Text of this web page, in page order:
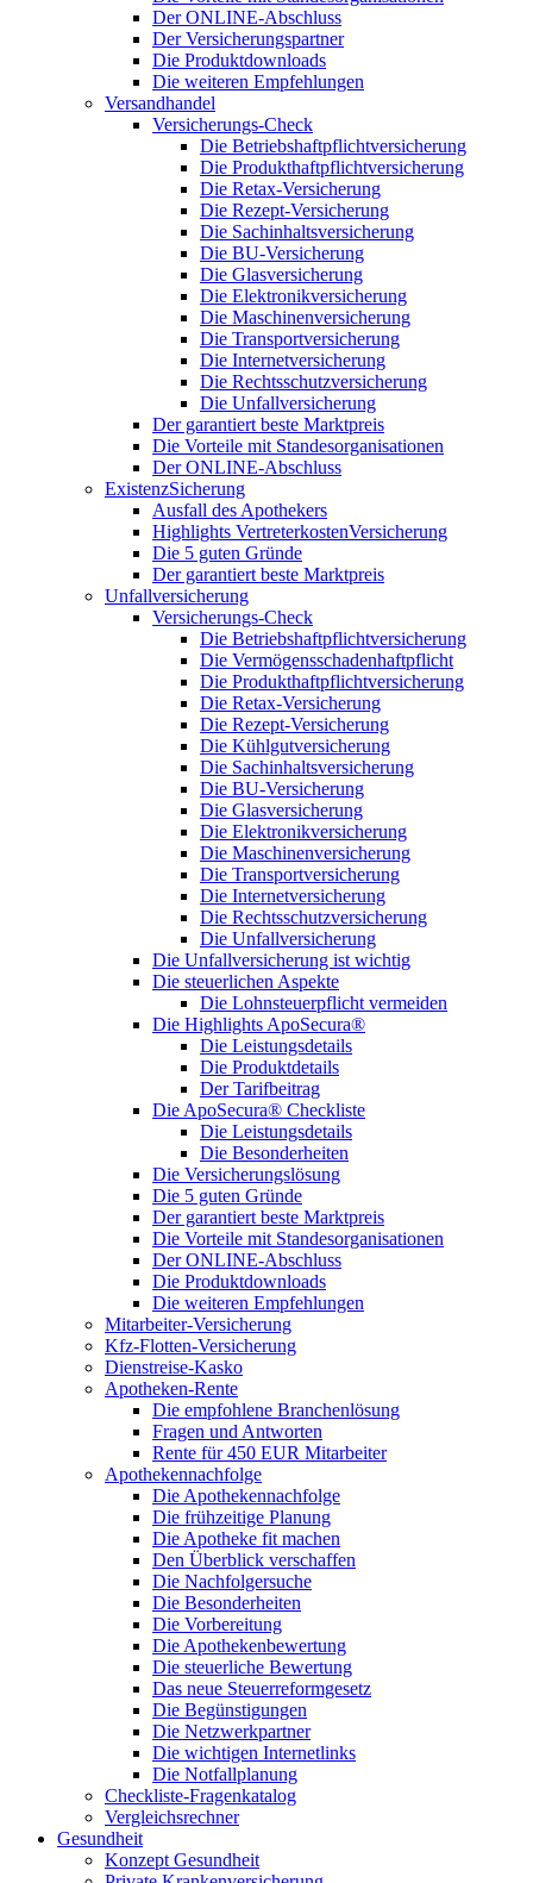
Der ONLINE-Abschluss
Der Versicherungspartner
Die Produktdownloads
Die weiteren Empfehlungen
Versandhandel
Versicherungs-Check
Die Betriebshaftpflichtversicherung
Die Produkthaftpflichtversicherung
Die Retax-Versicherung
Die Rezept-Versicherung
Die Sachinhaltsversicherung
Die BU-Versicherung
Die Glasversicherung
Die Elektronikversicherung
Die Maschinenversicherung
Die Transportversicherung
Die Internetversicherung
Die Rechtsschutzversicherung
Die Unfallversicherung
Der garantiert beste Marktpreis
Die Vorteile mit Standesorganisationen
Der ONLINE-Abschluss
ExistenzSicherung
Ausfall des Apothekers
Highlights VertreterkostenVersicherung
Die 5 guten Gründe
Der garantiert beste Marktpreis
Unfallversicherung
Versicherungs-Check
Die Betriebshaftpflichtversicherung
Die Vermögensschadenhaftpflicht
Die Produkthaftpflichtversicherung
Die Retax-Versicherung
Die Rezept-Versicherung
Die Kühlgutversicherung
Die Sachinhaltsversicherung
Die BU-Versicherung
Die Glasversicherung
Die Elektronikversicherung
Die Maschinenversicherung
Die Transportversicherung
Die Internetversicherung
Die Rechtsschutzversicherung
Die Unfallversicherung
Die Unfallversicherung ist wichtig
Die steuerlichen Aspekte
Die Lohnsteuerpflicht vermeiden
Die Highlights ApoSecura®
Die Leistungsdetails
Die Produktdetails
Der Tarifbeitrag
Die ApoSecura® Checkliste
Die Leistungsdetails
Die Besonderheiten
Die Versicherungslösung
Die 5 guten Gründe
Der garantiert beste Marktpreis
Die Vorteile mit Standesorganisationen
Der ONLINE-Abschluss
Die Produktdownloads
Die weiteren Empfehlungen
Mitarbeiter-Versicherung
Kfz-Flotten-Versicherung
Dienstreise-Kasko
Apotheken-Rente
Die empfohlene Branchenlösung
Fragen und Antworten
Rente für 450 EUR Mitarbeiter
Apothekennachfolge
Die Apothekennachfolge
Die frühzeitige Planung
Die Apotheke fit machen
Den Überblick verschaffen
Die Nachfolgersuche
Die Besonderheiten
Die Vorbereitung
Die Apothekenbewertung
Die steuerliche Bewertung
Das neue Steuerreformgesetz
Die Begünstigungen
Die Netzwerkpartner
Die wichtigen Internetlinks
Die Notfallplanung
Checkliste-Fragenkatalog
Vergleichsrechner
Gesundheit
Konzept Gesundheit